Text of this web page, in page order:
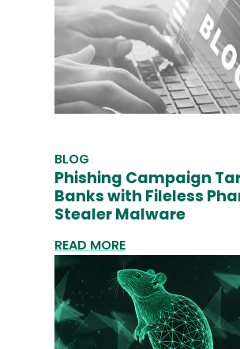
BLOG
Phishing Campaign
Banks with Fileless
Stealer Malware
READ MORE